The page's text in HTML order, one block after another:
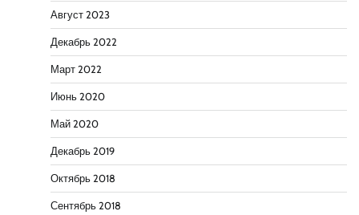
Август 2023
Декабрь 2022
Март 2022
Июнь 2020
Май 2020
Декабрь 2019
Октябрь 2018
Сентябрь 2018